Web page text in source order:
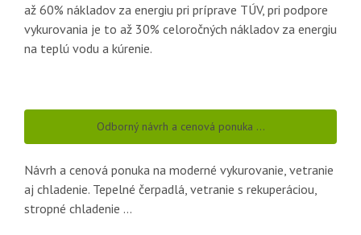
až 60% nákladov za energiu pri príprave TÚV, pri podpore
vykurovania je to až 30% celoročných nákladov za energiu
na teplú vodu a kúrenie.
Odborný návrh a cenová ponuka …
Návrh a cenová ponuka na moderné vykurovanie, vetranie
aj chladenie. Tepelné čerpadlá, vetranie s rekuperáciou,
stropné chladenie …